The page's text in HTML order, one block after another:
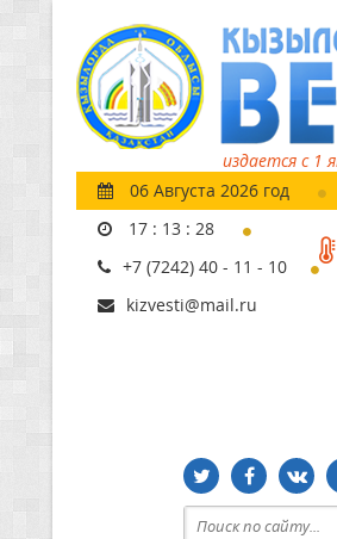
издается с 1
06 Августа 2026 год
17 : 13 : 29
+7 (7242) 40 - 11 - 10
kizvesti@mail.ru